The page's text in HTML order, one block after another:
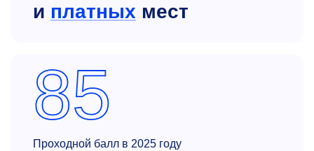
и платных мест
85
Проходной балл в 2025 году